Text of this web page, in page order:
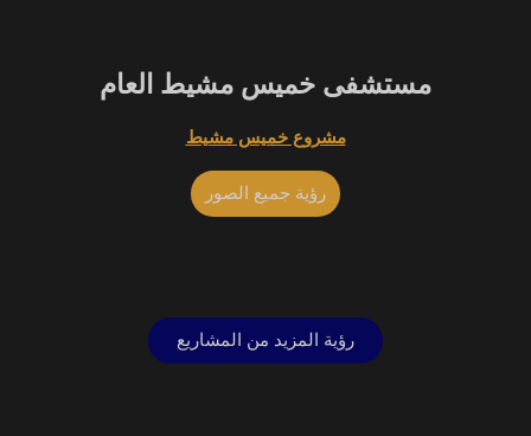
مستشفى خميس مشيط العام
مشروع خميس مشيط
رؤية جميع الصور
BEST
رؤية المزيد من المشاريع